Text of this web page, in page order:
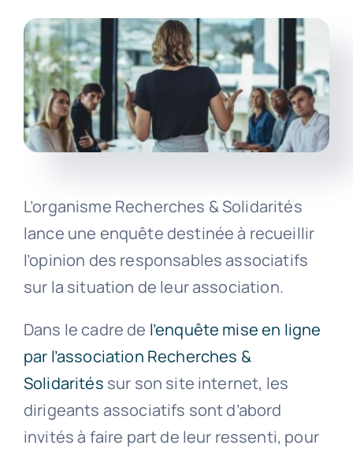
L’organisme Recherches & Solidarités
lance une enquête destinée à recueillir
l’opinion des responsables associatifs
sur la situation de leur association.
Dans le cadre de l’enquête mise en ligne
par l’association Recherches &
Solidarités sur son site internet, les
dirigeants associatifs sont d’abord
invités à faire part de leur ressenti, pour